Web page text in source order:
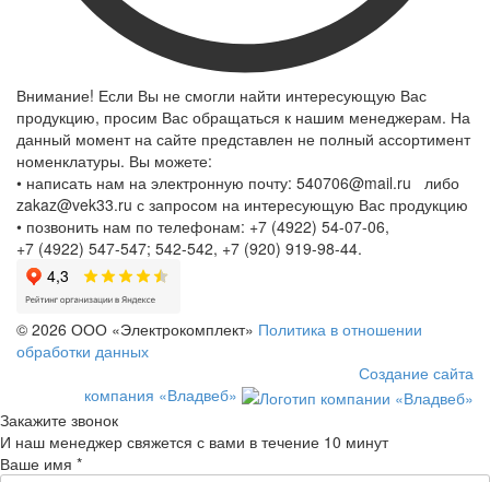
Внимание! Если Вы не смогли найти интересующую Вас
продукцию, просим Вас обращаться к нашим менеджерам. На
данный момент на сайте представлен не полный ассортимент
номенклатуры. Вы можете:
• написать нам на электронную почту: 540706@mail.ru либо
zakaz@vek33.ru с запросом на интересующую Вас продукцию
• позвонить нам по телефонам: +7 (4922) 54-07-06,
+7 (4922) 547-547; 542-542, +7 (920) 919-98-44.
© 2026 ООО «Электрокомплект» Политика в отношении
обработки данных
Создание сайта
компания «Владвеб»
Закажите звонок
И наш менеджер свяжется с вами в течение 10 минут
Ваше имя *